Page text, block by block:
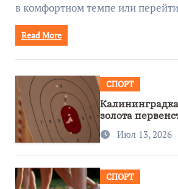
в комфортном темпе или
Read More
СПОРТ
золота
метанию ножа
Июл 13, 2026
СПОРТ